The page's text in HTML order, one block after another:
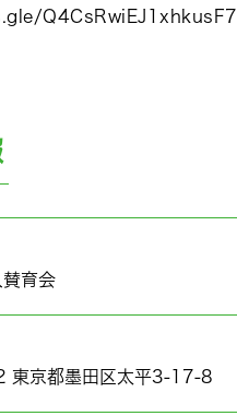
Q4CsRwiEJ1xhkusF7
育会
京都墨田区太平3-17-8